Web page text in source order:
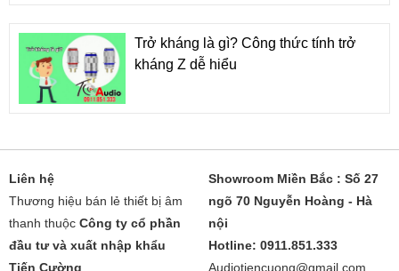
Trở kháng là gì? Công thức tính trở
kháng Z dễ hiểu
Liên hệ
Thương hiệu bán lẻ thiết bị âm
thanh thuộc Công ty cổ phần
đầu tư và xuất nhập khẩu
Tiến Cường
Showroom Miền Bắc : Số 27
ngõ 70 Nguyễn Hoàng - Hà
nội
Hotline: 0911.851.333
Audiotiencuong@gmail.com